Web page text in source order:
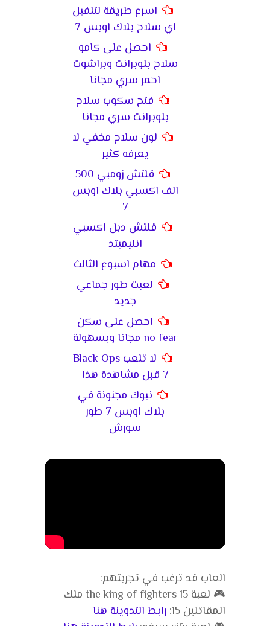
اسرع طريقة لتلفيل
اي سلاح بلاك اوبس 7
احصل على كامو
سلاح بلوبرانت وبراشوت
احمر سري مجانا
فتح سكوب سلاح
بلوبرانت سري مجانا
لون سلاح مخفي لا
يعرفه كثير
قلتش زومبي 500
الف اكسبي بلاك اوبس
7
قلتش دبل اكسبي
انليميتد
مهام اسبوع الثالث
لعبت طور جماعي
جديد
احصل على سكن
no fear مجانا وبسهولة
لا تلعب Black Ops
7 قبل مشاهدة هذا
نيوك مجنونة في
بلاك اوبس 7 طور
سورش
العاب قد ترغب في تجربتهم:
🎮 لعبة the king of fighters 15 ملك
المقاتلين 15:
رابط التدوينة هنا